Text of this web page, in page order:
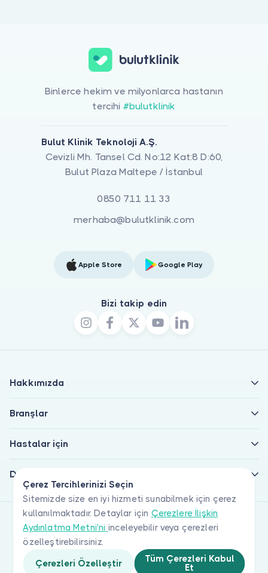
Çerez Tercihlerinizi Seçin
Sitemizde size en iyi hizmeti sunabilmek için çerez
kullanılmaktadır. Detaylar için Çerezlere İlişkin
Aydınlatma Metni'ni inceleyebilir veya çerezleri
özelleştirebilirsiniz.
Çerezleri Özelleştir
Tüm Çerezleri Kabul
Et
Binlerce hekim ve milyonlarca hastanın
tercihi #bulutklinik
Bulut Klinik Teknoloji A.Ş.
Cevizli Mh. Tansel Cd. No:12 Kat:8 D:60,
Bulut Plaza Maltepe / İstanbul
0850 711 11 33
merhaba@bulutklinik.com
Apple Store Google Play
Bizi takip edin
Hakkımızda
Branşlar
Hastalar için
Doktorlar için